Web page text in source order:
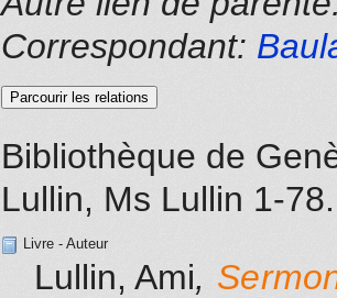
Correspondant:
Parcourir les relations
Bibliothèque de
Lullin, Ms Lullin 1-78.
Livre - Auteur
Lullin, Ami,